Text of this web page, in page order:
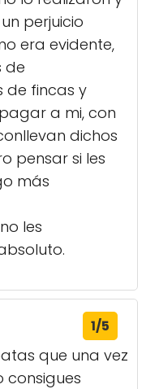
perjuicio
era evidente,
de
de fincas y
a mi, con
dichos
pensar si les
más
les
1/5
que una vez
consigues